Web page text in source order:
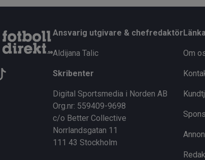
Ansvarig utgivare & chefredaktör
Aldijana Talic
Skribenter
Digital Sportsmedia i Norden AB
Org.nr: 559409-9698
c/o Better Collective
Norrlandsgatan 11
111 43 Stockholm
Om